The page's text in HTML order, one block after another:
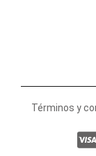
Términos y